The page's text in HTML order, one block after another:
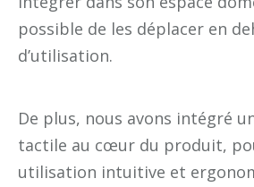
possible de les déplacer en
d’utilisation.
De plus, nous avons intégré
tactile au cœur du produit,
utilisation intuitive et